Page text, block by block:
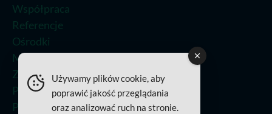
Współpraca
Referencje
Ośrodki
Metoda leczenia
Zastosowania
Prasa
Polityka Jakości
Używamy plików cookie, aby
poprawić jakość przeglądania
oraz analizować ruch na stronie.